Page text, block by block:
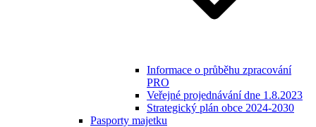
Informace o průběhu zpracování
PRO
Veřejné projednávání dne 1.8.2023
Strategický plán obce 2024-2030
Pasporty majetku